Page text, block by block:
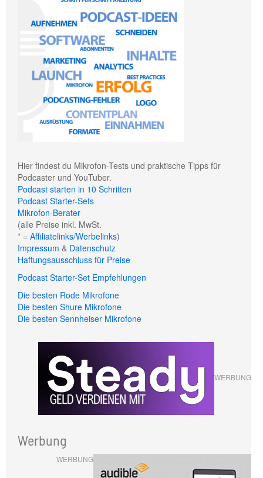
Hier findest du Mikrofon-Tests und praktische Tipps für
Podcaster und YouTuber.
Podcast starten in 10 Schritten
Podcast Starter-Sets
Mikrofon-Berater
(alle Preise inkl. MwSt.
* = Affiliatelinks/Werbelinks)
Impressum & Datenschutz
Haftungsausschluss für Preise
Podcast Starter-Set Empfehlungen
Die besten Rode Mikrofone
Die besten Shure Mikrofone
Die besten Sennheiser Mikrofone
WERBUNG
Werbung
WERBUNG